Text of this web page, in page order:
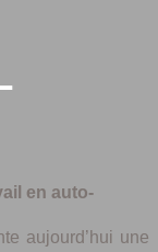
en auto-
aujourd’hui une